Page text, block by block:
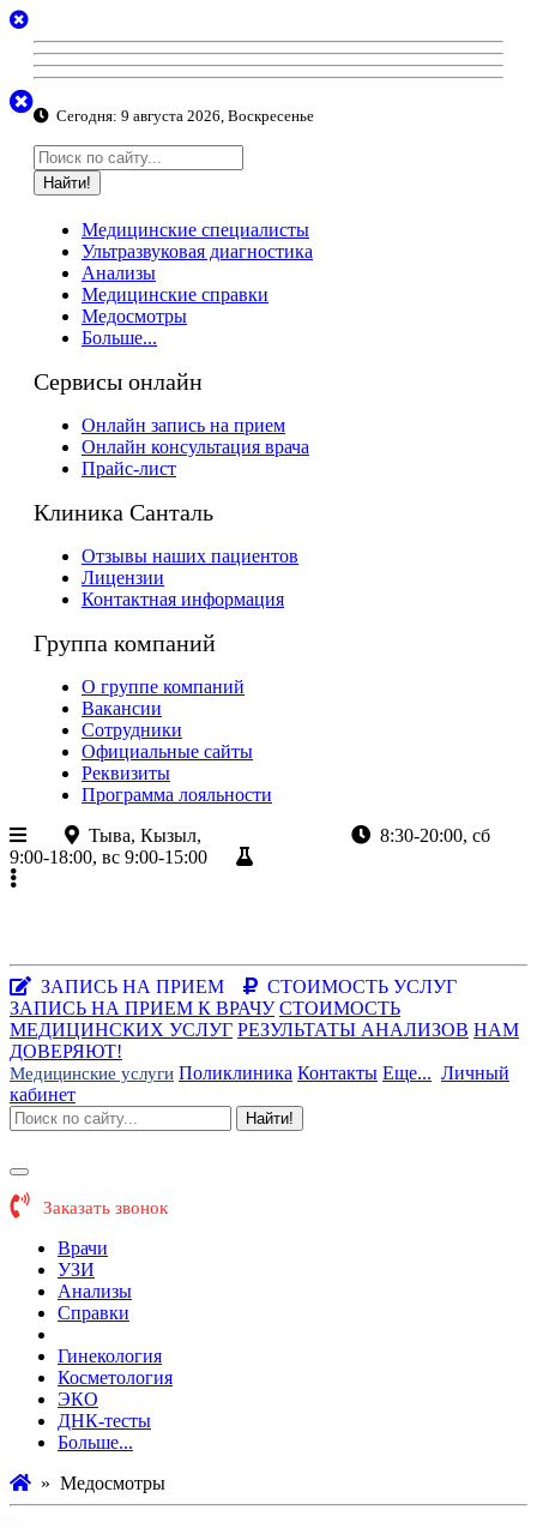
Сегодня: 9 августа 2026, Воскресенье
Найти!
Медицинские специалисты
Ультразвуковая диагностика
Анализы
Медицинские справки
Медосмотры
Больше...
Сервисы онлайн
Онлайн запись на прием
Онлайн консультация врача
Прайс-лист
Клиника Санталь
Отзывы наших пациентов
Лицензии
Контактная информация
Группа компаний
О группе компаний
Вакансии
Сотрудники
Официальные сайты
Реквизиты
Программа лояльности
Тыва, Кызыл,
8:30-20:00, сб
9:00-18:00, вс 9:00-15:00
ЗАПИСЬ НА ПРИЕМ
СТОИМОСТЬ УСЛУГ
ЗАПИСЬ НА ПРИЕМ К ВРАЧУ СТОИМОСТЬ
МЕДИЦИНСКИХ УСЛУГ РЕЗУЛЬТАТЫ АНАЛИЗОВ НАМ
ДОВЕРЯЮТ!
Медицинские услуги Поликлиника Контакты Еще... Личный
кабинет
Найти!
Заказать звонок
Врачи
УЗИ
Анализы
Справки
Гинекология
Косметология
ЭКО
ДНК-тесты
Больше...
» Медосмотры